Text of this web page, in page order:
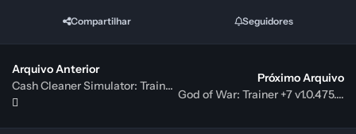
Compartilhar Seguidores
Arquivo Anterior
Cash Cleaner Simulator: Trainer +34 {CheatHappens.com}
Próximo Arquivo
God of War: Trainer +7 v1.0.475.7534 {iNvIcTUs oRCuS / HoG}